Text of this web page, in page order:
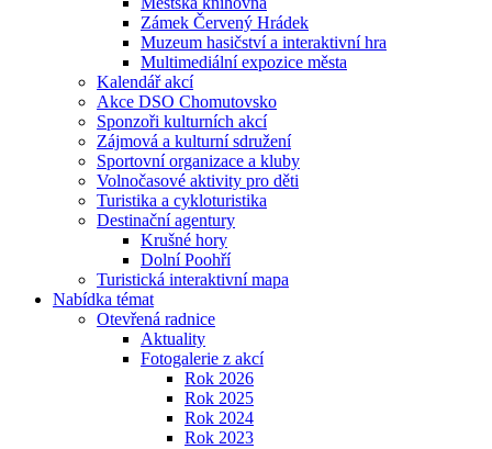
Zámek Červený Hrádek
Muzeum hasičství a interaktivní hra
Multimediální expozice města
Kalendář akcí
Akce DSO Chomutovsko
Sponzoři kulturních akcí
Zájmová a kulturní sdružení
Sportovní organizace a kluby
Volnočasové aktivity pro děti
Turistika a cykloturistika
Destinační agentury
Krušné hory
Dolní Poohří
Turistická interaktivní mapa
Nabídka témat
Otevřená radnice
Aktuality
Fotogalerie z akcí
Rok 2026
Rok 2025
Rok 2024
Rok 2023